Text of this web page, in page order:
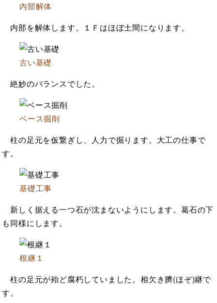
内部解体
内部を解体します。１Ｆはほぼ土間になります。
古い基礎
絶妙のバランスでした。
ベース掘削
柱の足元を仮繋ぎし、人力で掘ります。大工の仕事で
す。
基礎工事
新しく据える一つ石が沈まないようにします。葛石の下
も同様にします。
根継１
柱の足元が殆ど腐朽していました。相欠き臍(ほぞ)継で
す。